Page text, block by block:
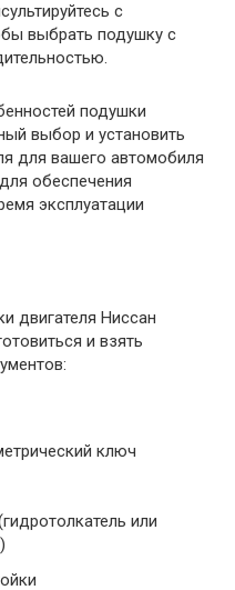
с
выбрать подушку с
подушки
выбор и установить
для вашего автомобиля
обеспечения
эксплуатации
двигателя Ниссан
и взять
ключ
или